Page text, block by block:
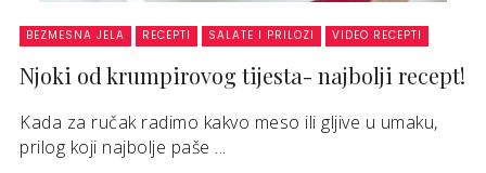
BEZMESNA JELA RECEPTI SALATE I PRILOZI VIDEO RECEPTI
Njoki od krumpirovog tijesta- najbolji recept!
Kada za ručak radimo kakvo meso ili gljive u umaku,
prilog koji najbolje paše ...